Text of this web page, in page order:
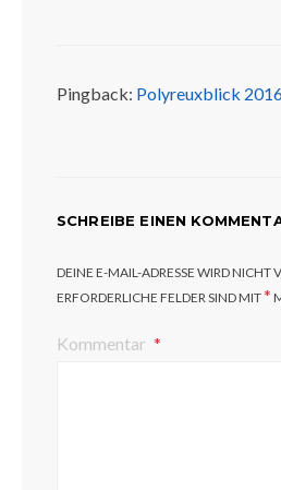
Pingback: Polyreuxblick
SCHREIBE EINEN
DEINE E-MAIL-ADRESSE WIRD NICHT
ERFORDERLICHE FELDER SIND MIT*
Kommentar